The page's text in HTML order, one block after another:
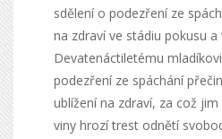
sdělení o podezření ze
na zdraví ve stádiu pokusu a
Devatenáctiletému
podezření ze spáchání
ublížení na zdraví, za což
viny hrozí trest odnětí